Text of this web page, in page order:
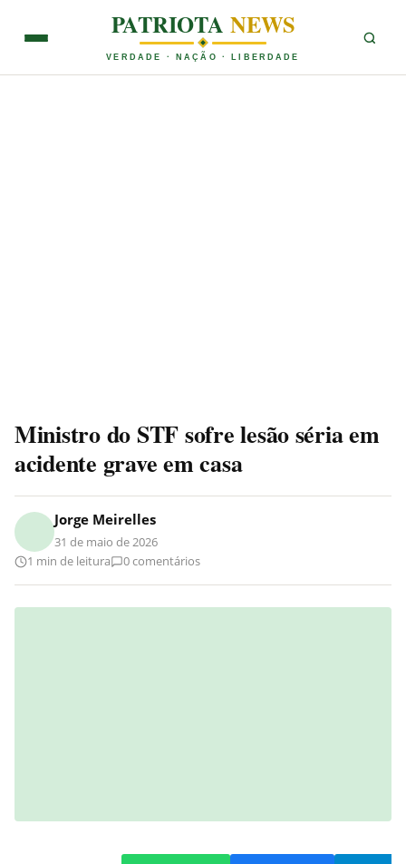
PATRIOTANEWS
VERDADE · NAÇÃO · LIBERDADE
Ministro do STF sofre lesão séria em
acidente grave em casa
Jorge Meirelles
31 de maio de 2026
1 min de leitura
0 comentários